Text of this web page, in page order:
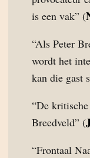
is een vak” (
“Als Peter
wordt het
kan die gast
“De
Breedveld” (
“Frontaal